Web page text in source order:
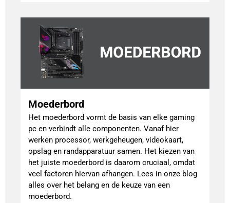
Moederbord
Het moederbord vormt de basis van elke gaming
pc en verbindt alle componenten. Vanaf hier
werken processor, werkgeheugen, videokaart,
opslag en randapparatuur samen. Het kiezen van
het juiste moederbord is daarom cruciaal, omdat
veel factoren hiervan afhangen. Lees in onze blog
alles over het belang en de keuze van een
moederbord.